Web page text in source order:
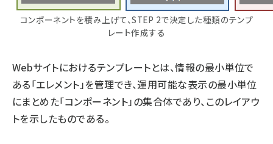
コンポーネントを積み上げて、STEP 2で決定した種類のテンプ
レート作成する
Webサイトにおけるテンプレートとは、情報の最小単位で
ある「エレメント」を管理でき、運用可能な表示の最小単位
にまとめた「コンポーネント」の集合体であり、このレイアウ
トを示したものである。